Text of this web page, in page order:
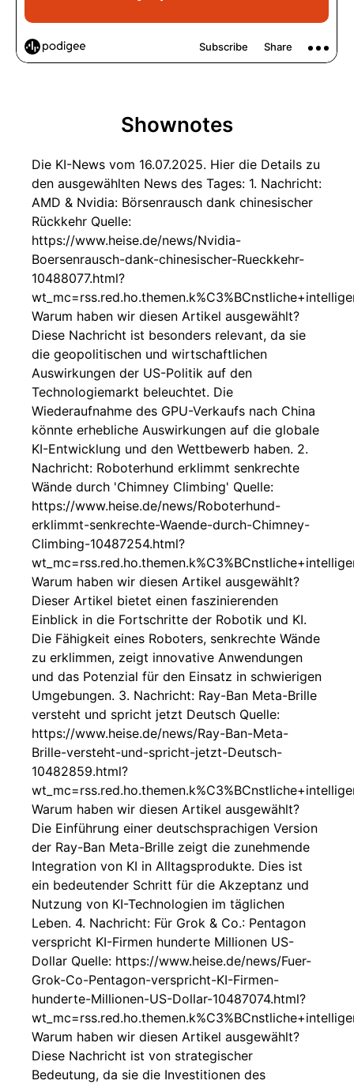
Shownotes
Die KI-News vom 16.07.2025. Hier die Details zu
den ausgewählten News des Tages: 1. Nachricht:
AMD & Nvidia: Börsenrausch dank chinesischer
Rückkehr Quelle:
https://www.heise.de/news/Nvidia-
Boersenrausch-dank-chinesischer-Rueckkehr-
10488077.html?
Warum haben wir diesen Artikel ausgewählt?
Diese Nachricht ist besonders relevant, da sie
die geopolitischen und wirtschaftlichen
Auswirkungen der US-Politik auf den
Technologiemarkt beleuchtet. Die
Wiederaufnahme des GPU-Verkaufs nach China
könnte erhebliche Auswirkungen auf die globale
KI-Entwicklung und den Wettbewerb haben. 2.
Nachricht: Roboterhund erklimmt senkrechte
Wände durch 'Chimney Climbing' Quelle:
https://www.heise.de/news/Roboterhund-
erklimmt-senkrechte-Waende-durch-Chimney-
Climbing-10487254.html?
Warum haben wir diesen Artikel ausgewählt?
Dieser Artikel bietet einen faszinierenden
Einblick in die Fortschritte der Robotik und KI.
Die Fähigkeit eines Roboters, senkrechte Wände
zu erklimmen, zeigt innovative Anwendungen
und das Potenzial für den Einsatz in schwierigen
Umgebungen. 3. Nachricht: Ray-Ban Meta-Brille
versteht und spricht jetzt Deutsch Quelle:
https://www.heise.de/news/Ray-Ban-Meta-
Brille-versteht-und-spricht-jetzt-Deutsch-
10482859.html?
Warum haben wir diesen Artikel ausgewählt?
Die Einführung einer deutschsprachigen Version
der Ray-Ban Meta-Brille zeigt die zunehmende
Integration von KI in Alltagsprodukte. Dies ist
ein bedeutender Schritt für die Akzeptanz und
Nutzung von KI-Technologien im täglichen
Leben. 4. Nachricht: Für Grok & Co.: Pentagon
verspricht KI-Firmen hunderte Millionen US-
Dollar Quelle: https://www.heise.de/news/Fuer-
Grok-Co-Pentagon-verspricht-KI-Firmen-
hunderte-Millionen-US-Dollar-10487074.html?
Warum haben wir diesen Artikel ausgewählt?
Diese Nachricht ist von strategischer
Bedeutung, da sie die Investitionen des